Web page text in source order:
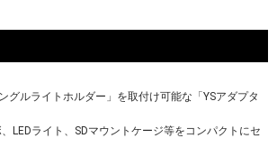
グルライトホルダー」を取付け可能な「YSアダプタ
LEDライト、SDマウントケージ等をコンパクトにセ